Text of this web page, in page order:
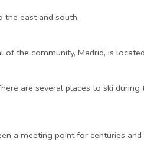
the east and south.
the community, Madrid, is
are several places to ski during
a meeting point for centuries